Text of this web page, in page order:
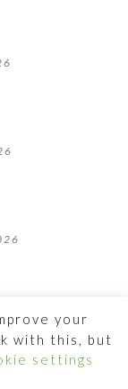
your
with this, but
settings